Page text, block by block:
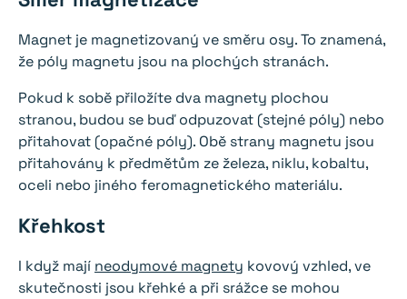
Magnet je magnetizovaný ve směru osy. To znamená,
že póly magnetu jsou na plochých stranách.
Pokud k sobě přiložíte dva magnety plochou
stranou, budou se buď odpuzovat (stejné póly) nebo
přitahovat (opačné póly). Obě strany magnetu jsou
přitahovány k předmětům ze železa, niklu, kobaltu,
oceli nebo jiného feromagnetického materiálu.
Křehkost
I když mají neodymové magnety kovový vzhled, ve
skutečnosti jsou křehké a při srážce se mohou